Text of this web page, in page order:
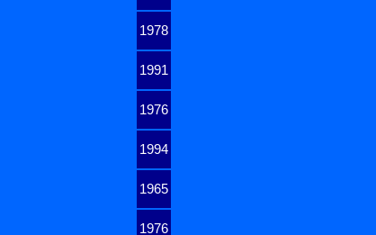
1978
1991
1976
1994
1965
1976